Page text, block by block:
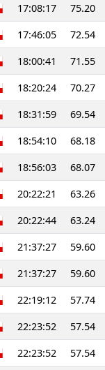
17:08:17
75.20
17:46:05
72.54
18:00:41
71.55
18:20:24
70.27
18:31:59
69.54
18:54:10
68.18
18:56:03
68.07
20:22:21
63.26
20:22:44
63.24
21:37:27
59.60
21:37:27
59.60
22:19:12
57.74
22:23:52
57.54
22:23:52
57.54